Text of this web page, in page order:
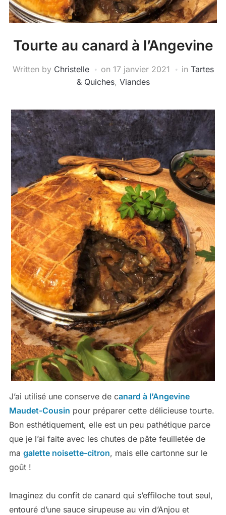
Tourte au canard à l’Angevine
Written by Christelle on 17 janvier 2021 in Tartes
& Quiches, Viandes
J’ai utilisé une conserve de canard à l’Angevine
Maudet-Cousin pour préparer cette délicieuse tourte.
Bon esthétiquement, elle est un peu pathétique parce
que je l’ai faite avec les chutes de pâte feuilletée de
ma galette noisette-citron, mais elle cartonne sur le
goût !
Imaginez du confit de canard qui s’effiloche tout seul,
entouré d’une sauce sirupeuse au vin d’Anjou et